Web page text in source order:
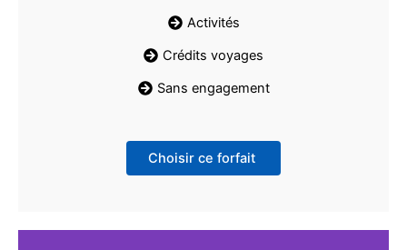
Activités
Crédits voyages
Sans engagement
Choisir ce forfait